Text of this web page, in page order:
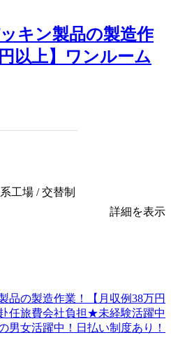
キン製品の製造作
以上】ワンルーム
工場 / 交替制
詳細を表示